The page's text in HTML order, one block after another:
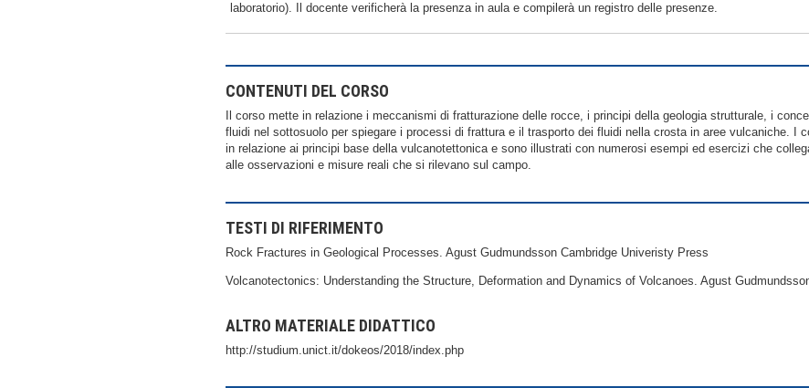
laboratorio). Il docente verificherà la presenza in aula e compilerà un registro delle presenze.
CONTENUTI DEL CORSO
Il corso mette in relazione i meccanismi di fratturazione delle rocce, i principi della geologia strutturale, i
fluidi nel sottosuolo per spiegare i processi di frattura e il trasporto dei fluidi nella crosta in aree vulcaniche. I
in relazione ai principi base della vulcanotettonica e sono illustrati con numerosi esempi ed esercizi che
alle osservazioni e misure reali che si rilevano sul campo.
TESTI DI RIFERIMENTO
Rock Fractures in Geological Processes. Agust Gudmundsson Cambridge Univeristy Press
Volcanotectonics: Understanding the Structure, Deformation and Dynamics of Volcanoes. Agust
ALTRO MATERIALE DIDATTICO
http://studium.unict.it/dokeos/2018/index.php